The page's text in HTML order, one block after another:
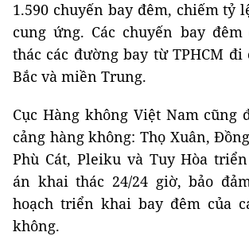
1.590 chuyến bay đêm, chiếm tỷ
cung ứng. Các chuyến bay
thác các đường bay từ TPHCM
Bắc và miền Trung.
Cục Hàng không Việt Nam cũng
cảng hàng không: Thọ Xuân,
Phù Cát, Pleiku và Tuy Hòa
án khai thác 24/24 giờ, bảo
hoạch triển khai bay đêm của
không.